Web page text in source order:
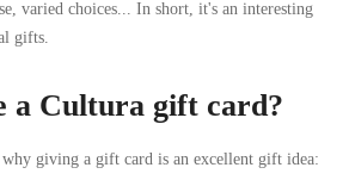
varied choices... In short, it's an interesting
gifts.
a Cultura gift card?
why giving a gift card is an excellent gift idea: